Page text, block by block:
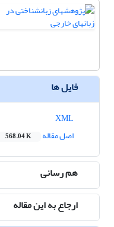
فایل ها
اصل مقاله
568.04 K
هم رسانی
ارجاع به این مقاله